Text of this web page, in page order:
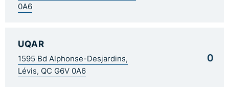
0A6
UQAR
1595 Bd Alphonse-Desjardins,
Lévis, QC G6V 0A6
0